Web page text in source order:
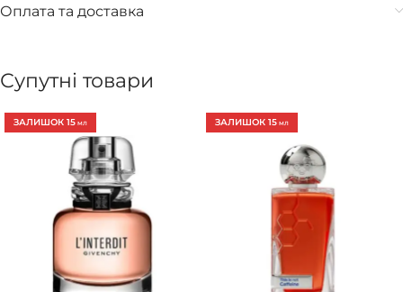
Оплата та доставка
Супутні товари
ЗАЛИШОК 15 МЛ ЗАЛИШОК 15 МЛ